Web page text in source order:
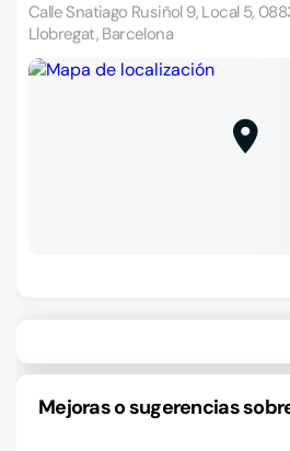
Calle Snatiago Rusiñol 9, Local 5,
Llobregat, Barcelona
Mejoras o sugerencias